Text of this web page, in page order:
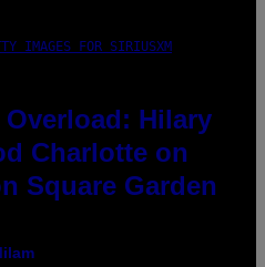
IMAGES FOR SIRIUSXM
Overload: Hilary
Charlotte on
Square Garden